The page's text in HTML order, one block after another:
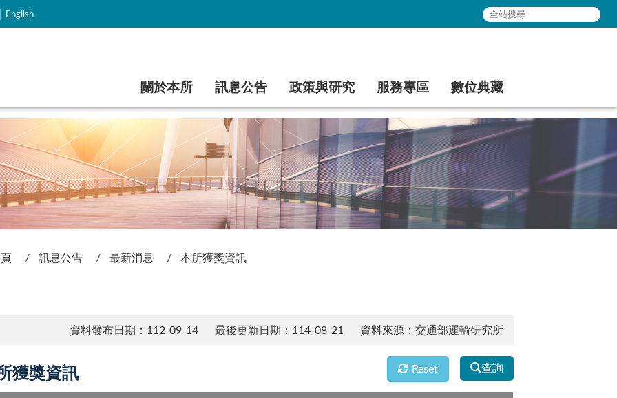
English
關於本所 訊息公告 政策與研究 服務專區 數位典藏
訊息公告 最新消息 本所獲獎資訊
資料發布日期：112-09-14 最後更新日期：114-08-21 資料來源：交通部運輸研究所
查詢
Reset
獲獎資訊